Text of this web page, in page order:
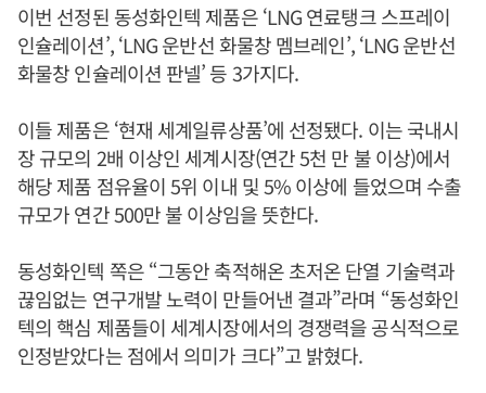
이번 선정된 동성화인텍 제품은 ‘LNG 연료탱크 스프레이
인슐레이션’, ‘LNG 운반선 화물창 멤브레인’, ‘LNG 운반선
화물창 인슐레이션 판넬’ 등 3가지다.
이들 제품은 ‘현재 세계일류상품’에 선정됐다. 이는 국내시
장 규모의 2배 이상인 세계시장(연간 5천 만 불 이상)에서
해당 제품 점유율이 5위 이내 및 5% 이상에 들었으며 수출
규모가 연간 500만 불 이상임을 뜻한다.
동성화인텍 쪽은 “그동안 축적해온 초저온 단열 기술력과
끊임없는 연구개발 노력이 만들어낸 결과”라며 “동성화인
텍의 핵심 제품들이 세계시장에서의 경쟁력을 공식적으로
인정받았다는 점에서 의미가 크다”고 밝혔다.